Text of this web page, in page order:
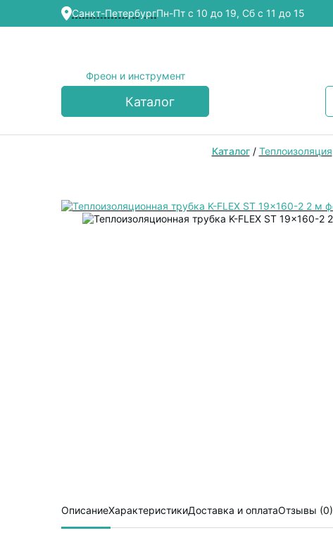
Cанкт-ПетербургПн-Пт с 10 до 19, Сб с 11 до 15
Фреон и инструмент
Каталог
Каталог/ Теплоизоляция
ОписаниеХарактеристикиДоставка и оплатаОтзывы (0)